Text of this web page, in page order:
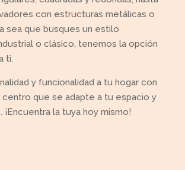
con estructuras metálicas o
sea que busques un estilo
o clásico, tenemos la opción
ti.
y funcionalidad a tu hogar con
centro que se adapte a tu espacio y
¡Encuentra la tuya hoy mismo!